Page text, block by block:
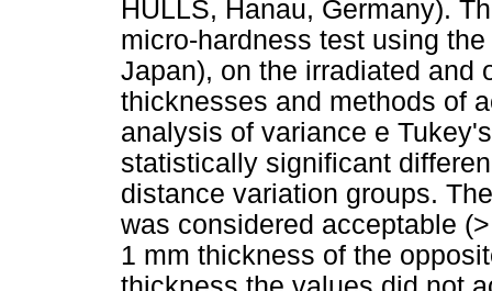
HULLS, Hanau, Germany).
micro-hardness test using
Japan), on the irradiated and
thicknesses and methods of
analysis of variance e
statistically significant
distance variation groups.
was considered acceptable
1 mm thickness of the